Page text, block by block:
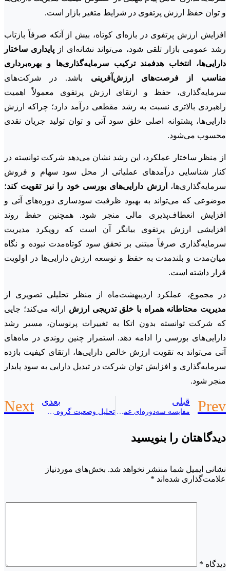
و توان حفظ ارزش پرتفوی در شرایط متغیر بازار است.
افزایش ارزش پرتفوی در بازه‌ای کوتاه، بیش از آنکه صرفاً بازتاب
رشد عمومی بازار تلقی شود، می‌تواند نشانه‌ای از پایداری ساختار
دارایی‌ها، انتخاب هدفمند ترکیب سرمایه‌گذاری‌ها و بهره‌برداری
مناسب از فرصت‌های ارزش‌آفرینی باشد. در شرکت‌های
سرمایه‌گذاری، حفظ و ارتقای ارزش پرتفوی معمولاً اهمیت
راهبردی بالاتری نسبت به رشد مقطعی درآمد دارد؛ چراکه ارزش
دارایی‌ها، پشتوانه اصلی خلق سود آتی و توان تولید جریان نقدی
محسوب می‌شود.
از منظر ساختار عملکرد، این رشد نشان می‌دهد شرکت توانسته در
کنار شناسایی درآمدهای عملیاتی از محل سود سهام و فروش
سرمایه‌گذاری‌ها،
ارزش دارایی‌های بورسی خود را نیز تقویت کند؛
موضوعی که می‌تواند به بهبود ظرفیت سودسازی دوره‌های آتی و
افزایش انعطاف‌پذیری مالی منجر شود. همچنین حفظ روند
افزایشی ارزش پرتفوی بیانگر آن است که رویکرد مدیریت
سرمایه‌گذاری صرفاً مبتنی بر تحقق سود کوتاه‌مدت نبوده و نگاه
میان‌مدت و بلندمدت به حفظ و توسعه ارزش دارایی‌ها در اولویت
قرار داشته است.
در مجموع، عملکرد اردیبهشت‌ماه از منظر تحلیلی تصویری از
مدیریت محتاطانه همراه با خلق تدریجی ارزش ارائه می‌کند؛ جایی
که شرکت توانسته بدون اتکا به تغییرات پرنوسان، مسیر رشد
دارایی‌های بورسی را ادامه دهد. استمرار چنین روندی در ماه‌های
آتی می‌تواند به تقویت ارزش خالص دارایی‌ها، ارتقای کیفیت بازده
سرمایه‌گذاری و افزایش توان شرکت در تبدیل دارایی به سود پایدار
منجر شود.
Prev قبلی
مقایسه سه‌دوره‌ای عملکرد مالی در سرمایه‌گذاری ملی ایران؛ افزایش مستمر درآمد عملیاتی و تقویت ساختار درآمدی
بعدی
تحلیل وضعیت گروه سایر مالی (لیزینگ‌ها) در بازار سرمایه بر مبنای آمار معاملاتی 1405/03/11 Next
دیدگاهتان را بنویسید
نشانی ایمیل شما منتشر نخواهد شد. بخش‌های موردنیاز
علامت‌گذاری شده‌اند *
دیدگاه *